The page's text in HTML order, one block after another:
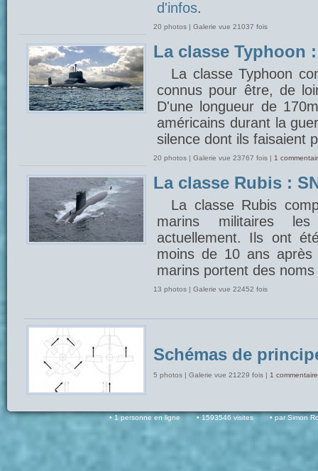
d'infos.
20 photos | Galerie vue 21037 fois
La classe Typhoon
La classe Typhoon
connus pour être, de
D'une longueur de
américains durant la
silence dont ils faisaient
20 photos | Galerie vue 23767 fois | 1
La classe Rubis :
La classe Rubis
marins militaires
actuellement. Ils ont
moins de 10 ans
marins portent des
13 photos | Galerie vue 22452 fois
Schémas de
5 photos | Galerie vue 21229 fois | 1
1 personne en ligne 1593546 visites par Simon